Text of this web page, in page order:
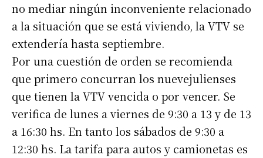
no mediar ningún inconveniente relacionado
a la situación que se está viviendo, la VTV se
extendería hasta septiembre.
Por una cuestión de orden se recomienda
que primero concurran los nuevejulienses
que tienen la VTV vencida o por vencer. Se
verifica de lunes a viernes de 9:30 a 13 y de 13
a 16:30 hs. En tanto los sábados de 9:30 a
12:30 hs. La tarifa para autos y camionetas es